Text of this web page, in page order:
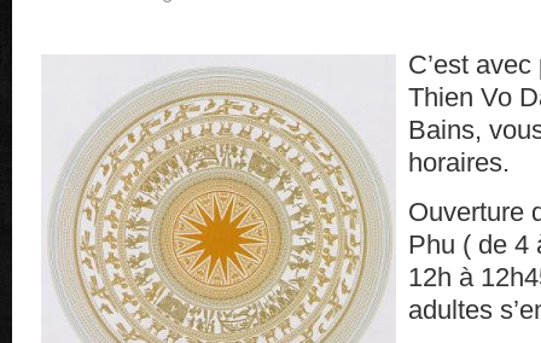
C’est
Thien Vo
Bains,
horaires.
Ouverture
Phu ( de 4
12h à
adultes